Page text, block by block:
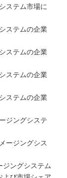
ステム市場に
ステムの企業
ステムの企業
ステムの企業
ステムの企業
ジングシステ
ージングシス
ングシステム